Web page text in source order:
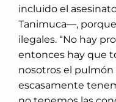
incluido el
Tanimuca—,
ilegales. “No hay
entonces hay que
nosotros el
escasamente